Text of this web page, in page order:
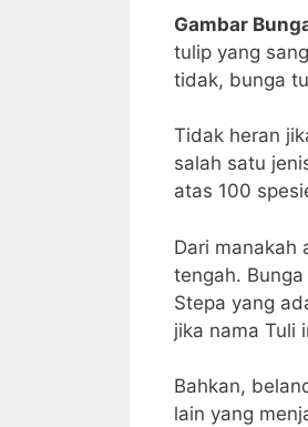
Gambar
tulip yang
tidak, bunga
Tidak heran
salah satu
atas 100
Dari manakah
tengah.
Stepa yang
jika nama Tuli
Bahkan,
lain yang